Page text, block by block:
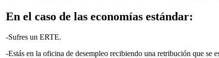
En el caso de las economías estándar:
-Sufres un ERTE.
-Estás en la oficina de desempleo recibiendo una retribución que se